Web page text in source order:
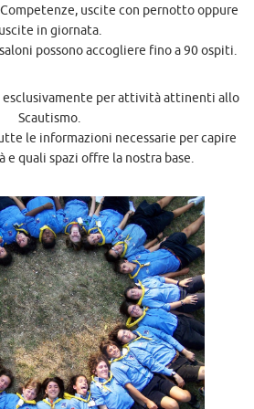
uscite con pernotto oppure
uscite in giornata.
possono accogliere fino a 90 ospiti.
esclusivamente per attività attinenti allo
Scautismo.
le informazioni necessarie per capire
quali spazi offre la nostra base.